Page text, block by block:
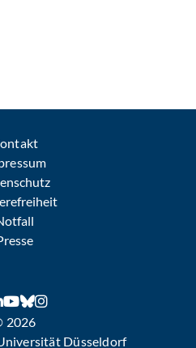
2026
Düsseldorf